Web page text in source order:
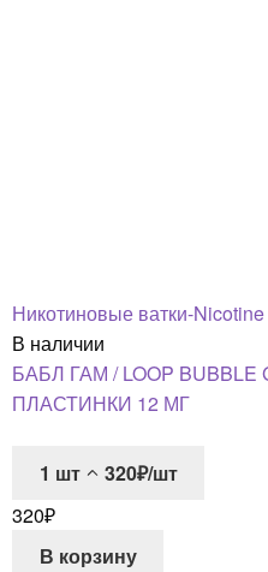
Никотиновые ватки-
В наличии
БАБЛ ГАМ / LOOP
ПЛАСТИНКИ 12 МГ
1 шт
320₽/шт
320₽
В корзину